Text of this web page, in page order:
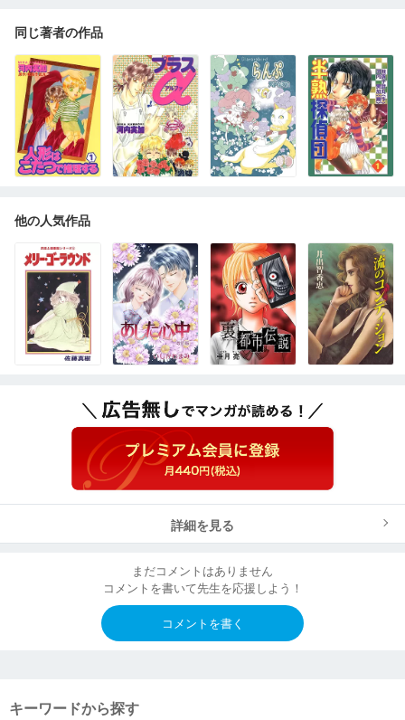
同じ著者の作品
他の人気作品
詳細を見る
まだコメントはありません
コメントを書いて先生を応援しよう！
コメントを書く
キーワードから探す